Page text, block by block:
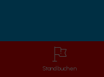
Stand buchen